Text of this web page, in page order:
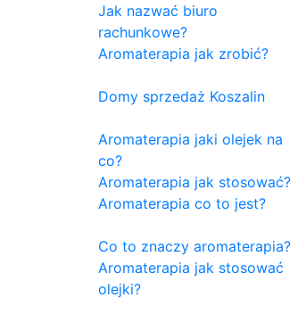
Jak nazwać biuro
rachunkowe?
Aromaterapia jak zrobić?
Domy sprzedaż Koszalin
Aromaterapia jaki olejek na
co?
Aromaterapia jak stosować?
Aromaterapia co to jest?
Co to znaczy aromaterapia?
Aromaterapia jak stosować
olejki?